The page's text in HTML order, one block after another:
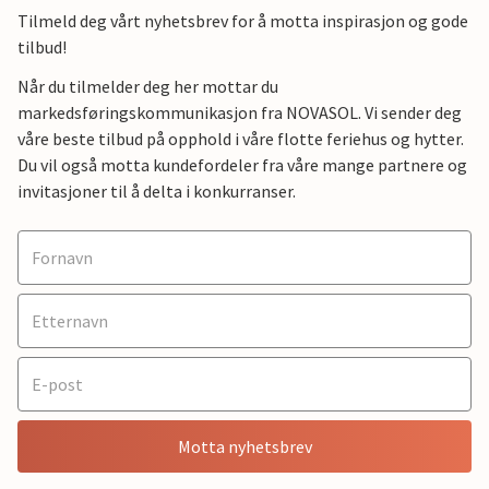
Tilmeld deg vårt nyhetsbrev for å motta inspirasjon og gode
tilbud!
Når du tilmelder deg her mottar du
markedsføringskommunikasjon fra NOVASOL. Vi sender deg
våre beste tilbud på opphold i våre flotte feriehus og hytter.
Du vil også motta kundefordeler fra våre mange partnere og
invitasjoner til å delta i konkurranser.
Motta nyhetsbrev